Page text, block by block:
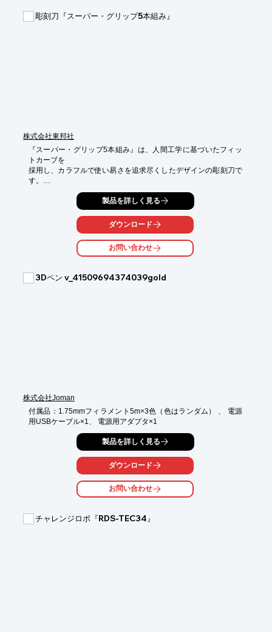
出しにはご注意ください。
※PMMAなど発泡材の中には溶解してしまうものもございますの
彫刻刀『スーパー・グリップ5本組み』
株式会社東邦社
『スーパー・グリップ5本組み』は、人間工学に基づいたフィッ
トカーブを
採用し、カラフルで使い易さを追求尽くしたデザインの彫刻刀で
す。
刃先は、研ぎ直して何度も使用可能。
置いた時、転がりにくい変形四角形状で安全性が大幅にアップ
材質はしっとりとした質感があり手に馴染みます。
■フィットカーブ・グリップ力がアップ
製品を詳しく見る
ダウンロード
お問い合わせ
3Dペン v_41509694374039gold
株式会社Joman
付属品：1.75mmフィラメント5m×3色（色はランダム） 、 電源
用USBケーブル×1、 電源用アダプタ×1
製品を詳しく見る
ダウンロード
お問い合わせ
チャレンジロボ『RDS-TEC34』